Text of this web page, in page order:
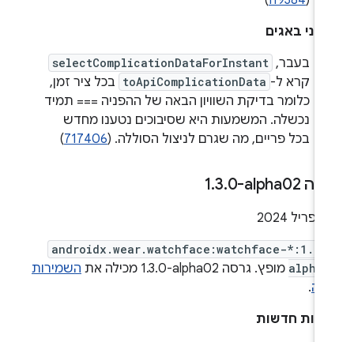
באגים
בעבר, selectComplicationDataForInstant
קרא ל- toApiComplicationData בכל ציר זמן,
כלומר בדיקת השוויון הבאה של ההפניה === תמיד
נכשלה. המשמעות היא שסיבוכים נטענו מחדש
בכל פריים, מה שגרם לניצול הסוללה. (717406
)
.3.0-alpha02
androidx.wear.watchface:watchface-
מופץ. גרסה ‎1.3.0-alpha02 מכילה את
השמירות
חדשות